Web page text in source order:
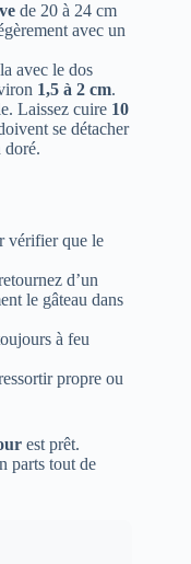
de 20 à 24 cm
avec un
avec le dos
1,5 à 2 cm.
Laissez cuire 10
se détacher
doré.
vérifier que le
d’un
le gâteau dans
à feu
propre ou
est prêt.
parts tout de